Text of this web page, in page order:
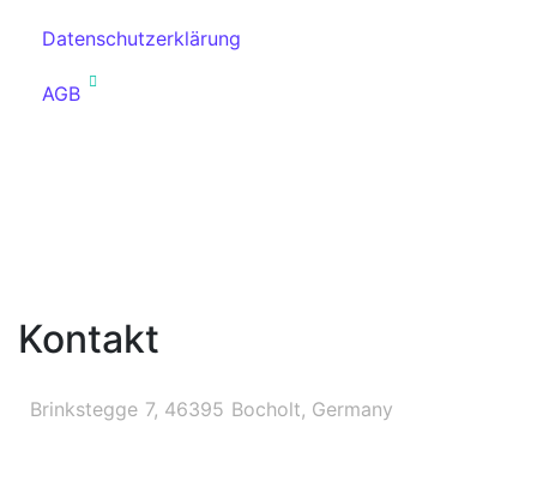
Datenschutzerklärung
AGB
Kontakt
Brinkstegge 7, 46395 Bocholt, Germany